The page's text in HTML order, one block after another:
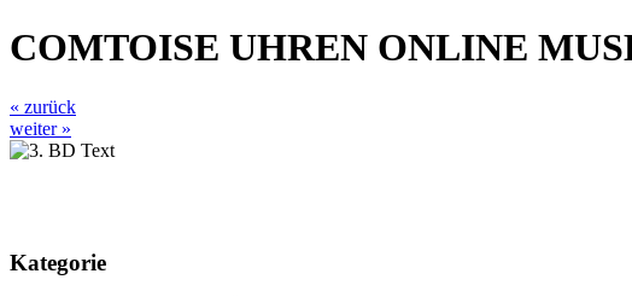
COMTOISE UHREN ONLINE
« zurück
weiter »
Kategorie